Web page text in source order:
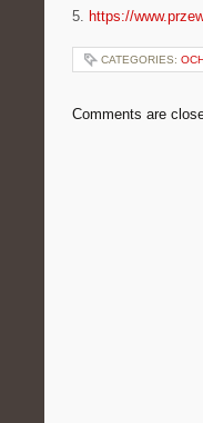
5. https://
CATEGORIES:
Comments are